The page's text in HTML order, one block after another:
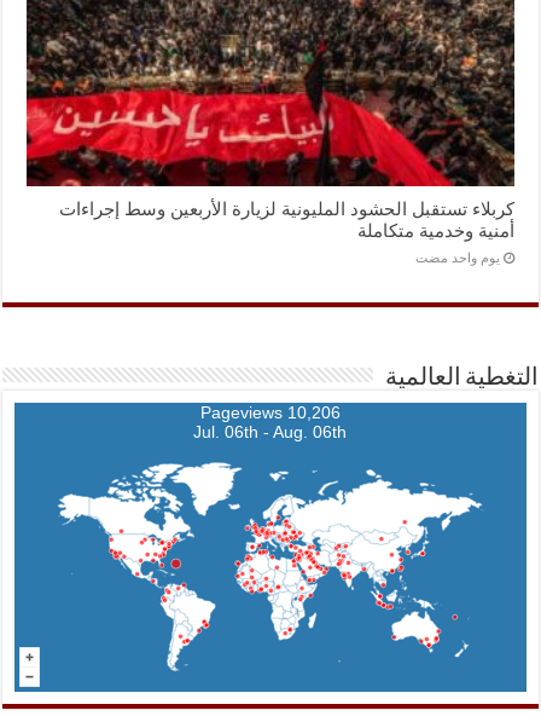
كربلاء تستقبل الحشود المليونية لزيارة الأربعين وسط إجراءات
أمنية وخدمية متكاملة
‏يوم واحد مضت
التغطية العالمية
10,206 Pageviews
Jul. 06th - Aug. 06th